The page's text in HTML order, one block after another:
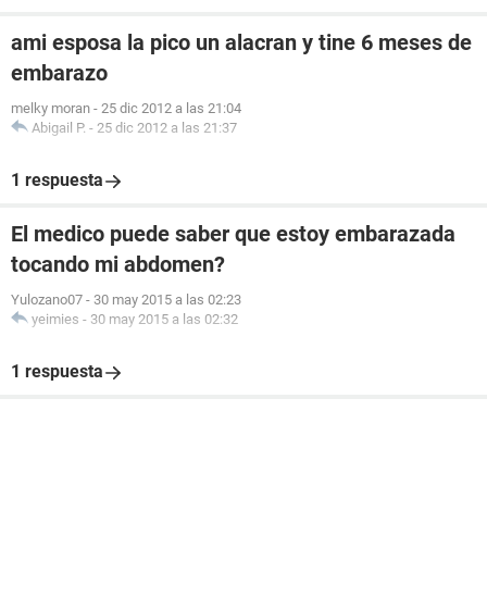
ami esposa la pico un alacran y tine 6 meses de
embarazo
melky moran - 25 dic 2012 a las 21:04
Abigail P. - 25 dic 2012 a las 21:37
1 respuesta
El medico puede saber que estoy embarazada
tocando mi abdomen?
Yulozano07 - 30 may 2015 a las 02:23
yeimies - 30 may 2015 a las 02:32
1 respuesta